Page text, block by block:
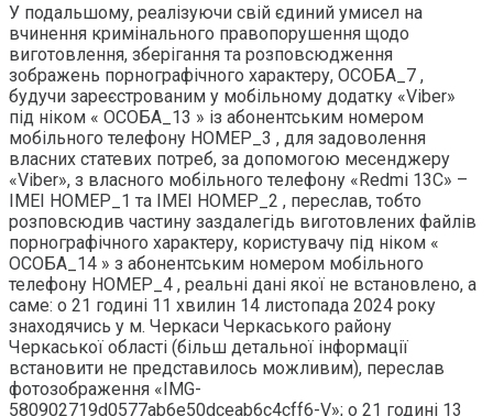
У подальшому, реалізуючи свій єдиний умисел на
вчинення кримінального правопорушення щодо
виготовлення, зберігання та розповсюдження
зображень порнографічного характеру, ОСОБА_7 ,
будучи зареєстрованим у мобільному додатку «Viber»
під ніком « ОСОБА_13 » із абонентським номером
мобільного телефону НОМЕР_3 , для задоволення
власних статевих потреб, за допомогою месенджеру
«Viber», з власного мобільного телефону «Redmi 13C» –
ІМЕІ НОМЕР_1 та ІМЕІ НОМЕР_2 , переслав, тобто
розповсюдив частину заздалегідь виготовлених файлів
порнографічного характеру, користувачу під ніком «
ОСОБА_14 » з абонентським номером мобільного
телефону НОМЕР_4 , реальні дані якої не встановлено, а
саме: о 21 годині 11 хвилин 14 листопада 2024 року
знаходячись у м. Черкаси Черкаського району
Черкаської області (більш детальної інформації
встановити не представилось можливим), переслав
фотозображення «IMG-
580902719d0577ab6e50dceab6c4cff6-V»; о 21 годині 13